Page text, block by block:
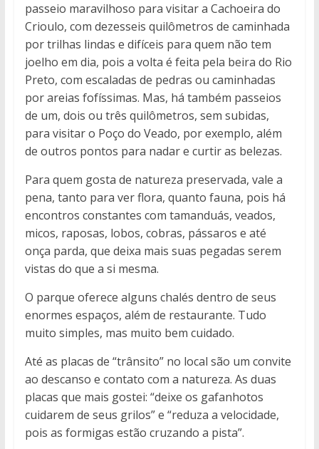
passeio maravilhoso para visitar a Cachoeira do
Crioulo, com dezesseis quilômetros de caminhada
por trilhas lindas e difíceis para quem não tem
joelho em dia, pois a volta é feita pela beira do Rio
Preto, com escaladas de pedras ou caminhadas
por areias fofíssimas. Mas, há também passeios
de um, dois ou três quilômetros, sem subidas,
para visitar o Poço do Veado, por exemplo, além
de outros pontos para nadar e curtir as belezas.
Para quem gosta de natureza preservada, vale a
pena, tanto para ver flora, quanto fauna, pois há
encontros constantes com tamanduás, veados,
micos, raposas, lobos, cobras, pássaros e até
onça parda, que deixa mais suas pegadas serem
vistas do que a si mesma.
O parque oferece alguns chalés dentro de seus
enormes espaços, além de restaurante. Tudo
muito simples, mas muito bem cuidado.
Até as placas de “trânsito” no local são um convite
ao descanso e contato com a natureza. As duas
placas que mais gostei: “deixe os gafanhotos
cuidarem de seus grilos” e “reduza a velocidade,
pois as formigas estão cruzando a pista”.